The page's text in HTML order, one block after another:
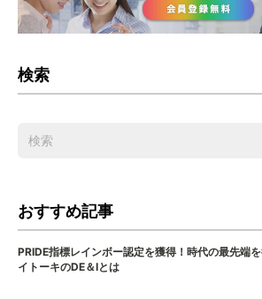
検索
おすすめ記事
PRIDE指標レインボー認定を獲得！時代の最先端を
イトーキのDE＆Iとは